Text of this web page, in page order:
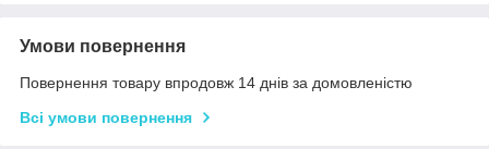
Умови повернення
Повернення товару впродовж 14 днів за домовленістю
Всі умови повернення